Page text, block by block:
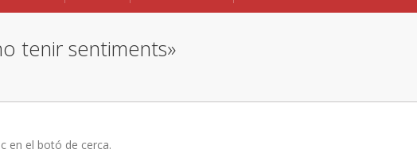
tenir sentiments»
en el botó de cerca.